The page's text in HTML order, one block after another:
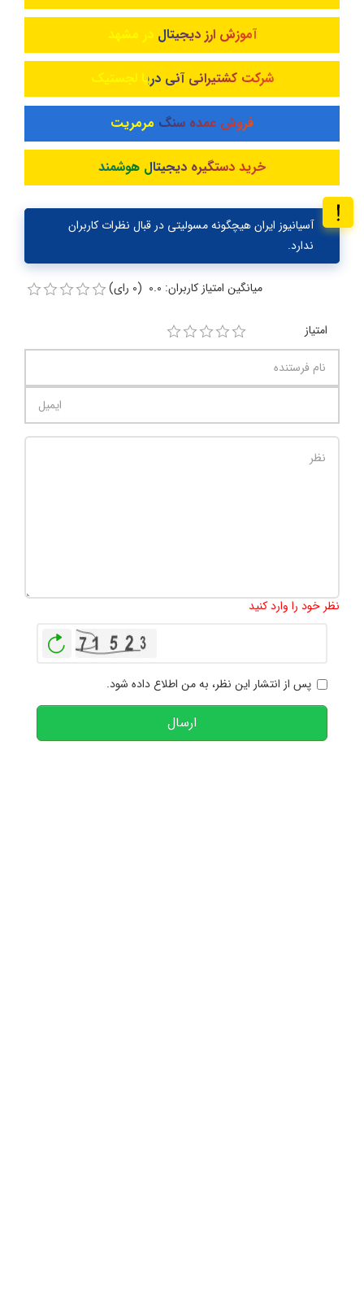
آموزش ارز دیجیتال در مشهد
شرکت کشتیرانی آنی دریا لجستیک
فروش عمده سنگ مرمریت
خرید دستگیره دیجیتال هوشمند
آسیانیوز ایران هیچگونه مسولیتی در قبال نظرات کاربران
ندارد.
میانگین امتیاز کاربران: 0.0 (0 رای)
امتیاز
نظر خود را وارد کنید
پس از انتشار این نظر، به من اطلاع داده شود.
ارسال